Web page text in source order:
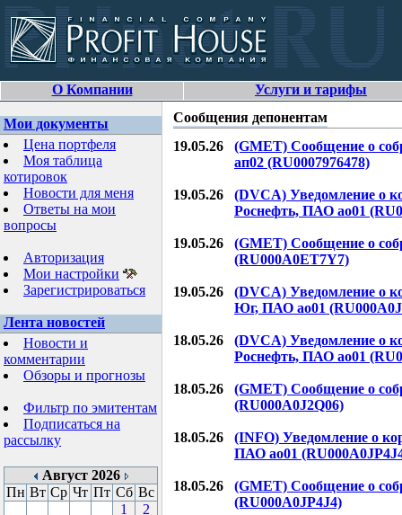
О Компании Услуги и тарифы
Мои документы
Цена портфеля
Моя таблица
котировок
Новости для меня
Ответы на мои
вопросы
Авторизация
Мои настройки
Зарегистрироваться
Лента новостей
Новости и
комментарии
Обзоры и прогнозы
Фильтр по эмитентам
Подписаться на
рассылку
Август 2026
Пн Вт Ср Чт Пт Сб Вс
1
2
Сообщения депонентам
19.05.26 (GMET) Сообщение о
ап02 (RU0007976478)
19.05.26
(DVCA) Уведомление о
Роснефть, ПАО ао01
19.05.26
(GMET) Сообщение о
(RU000A0ET7Y7)
19.05.26
(DVCA) Уведомление о
Юг, ПАО ао01
18.05.26
(DVCA) Уведомление о
Роснефть, ПАО ао01
18.05.26
(GMET) Сообщение о
(RU000A0J2Q06)
18.05.26
(INFO) Уведомление о
ПАО ао01
18.05.26
(GMET) Сообщение о
(RU000A0JP4J4)